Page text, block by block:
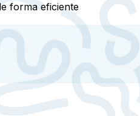
forma eficiente